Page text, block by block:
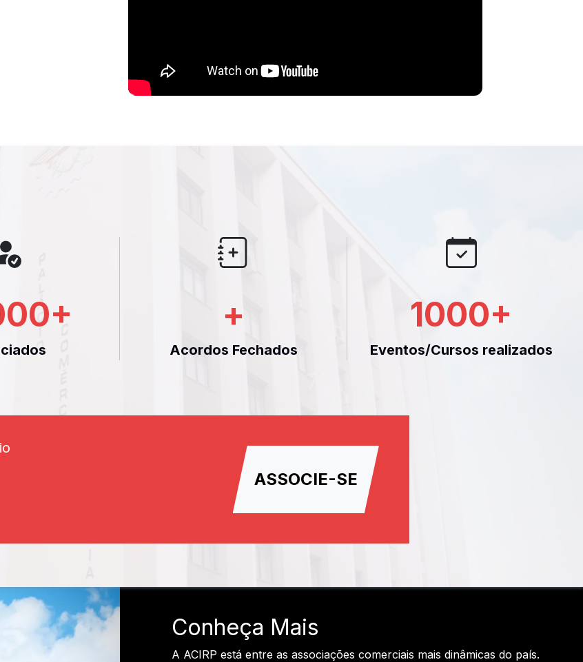
+ +
Acordos Fechados
1000+
Eventos/Cursos realizados
ASSOCIE-SE
Conheça Mais
A ACIRP está entre as associações comerciais mais dinâmicas do país.